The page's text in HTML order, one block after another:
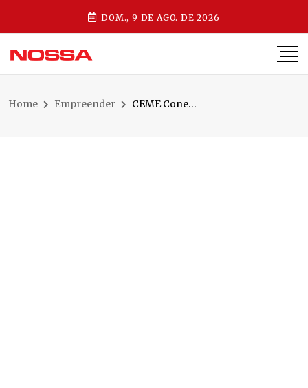
DOM., 9 DE AGO. DE 2026
Home Empreender CEME Conecta Regional Norte acontece em Jaraguá do Sul no dia 31 de julho